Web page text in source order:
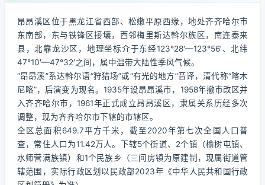
昂昂溪区位于黑龙江省西部、松嫩平原西缘，地处齐齐哈尔市
东南部，东与铁锋区接壤，西邻梅里斯达斡尔族区，南连泰来
县，北靠龙沙区，地理坐标介于东经123°28′—123°56′、北纬
47°10′—47°32′之间，属中温带大陆性季风气候。
“昂昂溪”系达斡尔语“狩猎场”或“有光的地方”音译，清代称“喀木
尼喀”，后演变为现名。1935年设昂昂溪市，1958年撤市改区并
入齐齐哈尔市，1961年正式成立昂昂溪区，隶属关系历经多次
调整，现为齐齐哈尔市下辖的市辖区。
全区总面积649.7平方千米，截至2020年第七次全国人口普
查，常住人口为11.42万人。下辖5个街道、2个镇（榆树屯镇、
水师营满族镇）和1个民族乡（三间房镇为原建制，现属街道管
辖范围，实际行政区划以民政部2023年《中华人民共和国行政